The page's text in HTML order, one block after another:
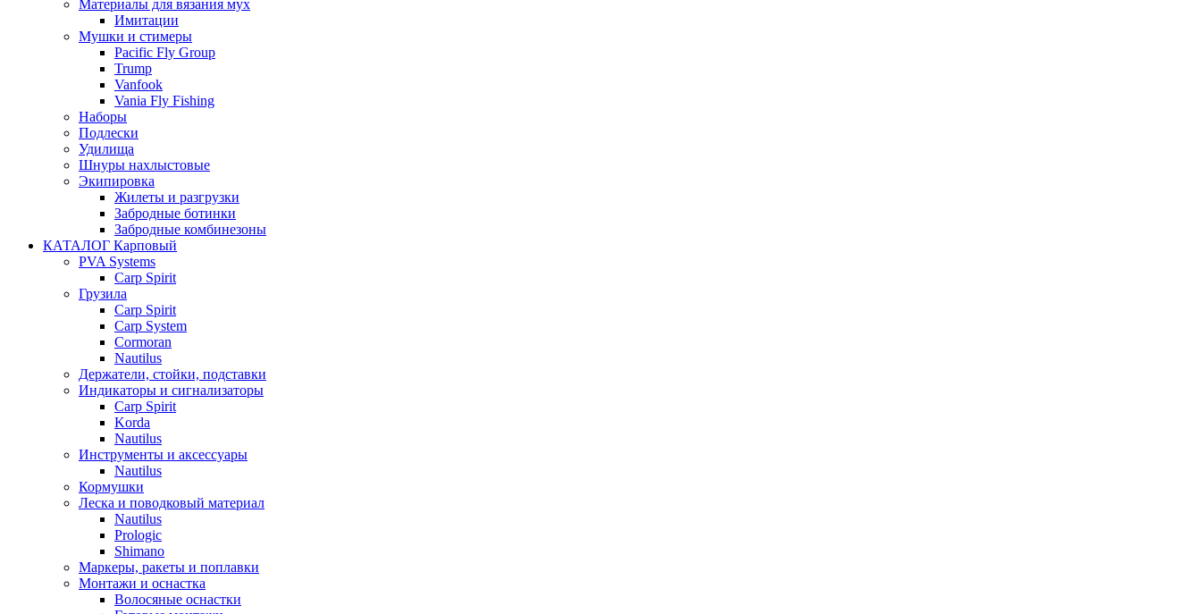
Материалы для вязания мух
Имитации
Мушки и стимеры
Pacific Fly Group
Trump
Vanfook
Vania Fly Fishing
Наборы
Подлески
Удилища
Шнуры нахлыстовые
Экипировка
Жилеты и разгрузки
Забродные ботинки
Забродные комбинезоны
КАТАЛОГ Карповый
PVA Systems
Carp Spirit
Грузила
Carp Spirit
Carp System
Cormoran
Nautilus
Держатели, стойки, подставки
Индикаторы и сигнализаторы
Carp Spirit
Korda
Nautilus
Инструменты и аксессуары
Nautilus
Кормушки
Леска и поводковый материал
Nautilus
Prologic
Shimano
Маркеры, ракеты и поплавки
Монтажи и оснастка
Волосяные оснастки